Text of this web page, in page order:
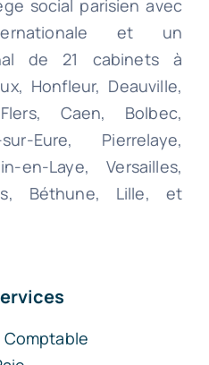
social parisien avec
et un
de 21 cabinets à
Honfleur, Deauville,
Caen, Bolbec,
Eure, Pierrelaye,
en-Laye, Versailles,
Béthune, Lille, et
Comptable